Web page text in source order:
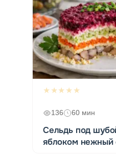
★★★★★
136 60 мин
Сельдь под
яблоком нежный